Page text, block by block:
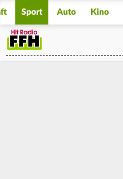
Sport Auto Kino